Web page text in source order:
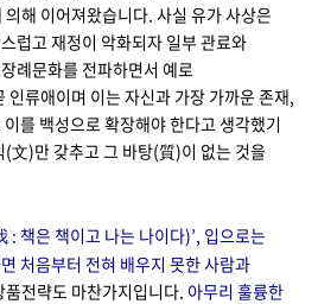
해 이어져왔습니다. 사실 유가 사상은
럽고 재정이 악화되자 일부 관료와
례문화를 전파하면서 예로
류애이며 이는 자신과 가장 가까운 존재,
를 백성으로 확장해야 한다고 생각했기
(文)만 갖추고 그 바탕(質)이 없는 것을
: 책은 책이고 나는 나이다)’, 입으로는
처음부터 전혀 배우지 못한 사람과
전략도 마찬가지입니다. 아무리 훌륭한